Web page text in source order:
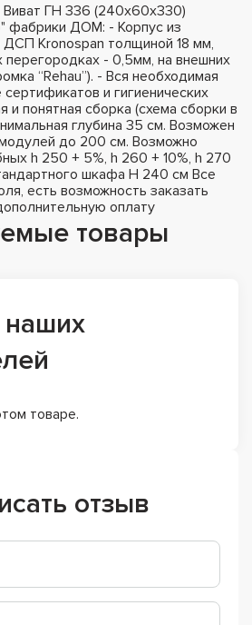
ГН 336 (240х60х330)
фабрики ДОМ: - Корпус из
Kronospan толщиной 18 мм,
перегородках - 0,5мм, на внешних
“Rehau”). - Вся необходимая
и гигиенических
и понятная сборка (схема сборки в
глубина 35 см. Возможен
до 200 см. Возможно
h 250 + 5%, h 260 + 10%, h 270
шкафа H 240 см Все
есть возможность заказать
оплату
товары
товаре.
отзыв